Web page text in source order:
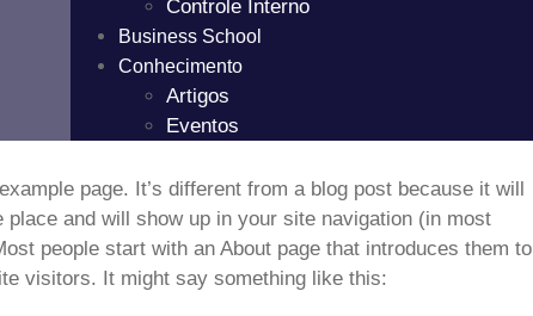
Controle Interno
Business School
Conhecimento
Artigos
Eventos
page. It’s different from a blog post because it will
place and will show up in your site navigation (in most
people start with an About page that introduces them to
visitors. It might say something like this: